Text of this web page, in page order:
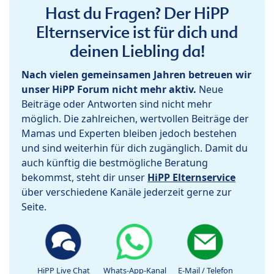
Hast du Fragen? Der HiPP
Elternservice ist für dich und
deinen Liebling da!
Nach vielen gemeinsamen Jahren betreuen wir
unser HiPP Forum nicht mehr aktiv. Neue
Beiträge oder Antworten sind nicht mehr
möglich. Die zahlreichen, wertvollen Beiträge der
Mamas und Experten bleiben jedoch bestehen
und sind weiterhin für dich zugänglich. Damit du
auch künftig die bestmögliche Beratung
bekommst, steht dir unser HiPP Elternservice
über verschiedene Kanäle jederzeit gerne zur
Seite.
HiPP Live Chat Whats-App-Kanal E-Mail / Telefon